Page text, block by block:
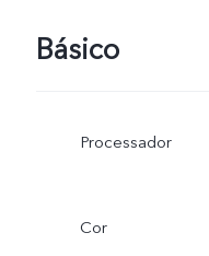
Básico
Processador
Cor